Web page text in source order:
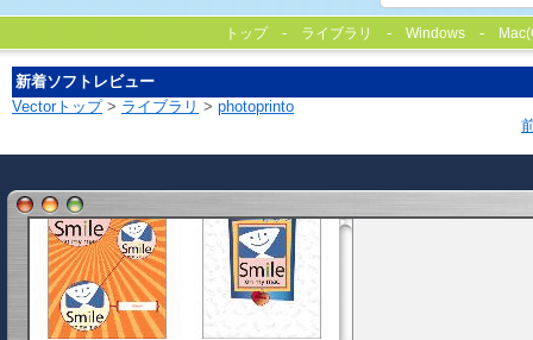
トップ ライブラリ Windows
新着ソフトレビュー
Vectorトップ> ライブラリ > photoprinto